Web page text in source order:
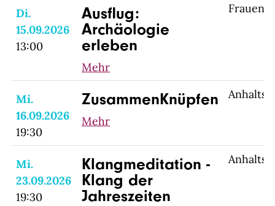
Di.
15.09.2026
13:00
Ausflug:
Archäologie
erleben
Mehr
Mi.
16.09.2026
19:30
ZusammenKnüpfen
Mehr
Mi.
23.09.2026
19:30
Klangmeditation -
Klang der
Jahreszeiten